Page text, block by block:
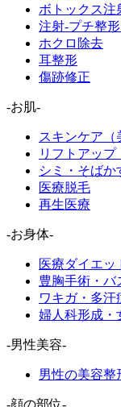
ボトックス注
注射-プチ整
ホクロ除去
耳整形
傷跡修正
-お肌-
スキンケア（
リフトアップ
シミ・そばか
医療脱毛
再生医療
-お身体-
医療ダイエッ
豊胸手術・バ
ワキガ・多汗
婦人科形成・
-男性美容-
男性の美容整
-顔の部位-